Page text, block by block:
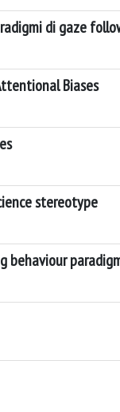
di gaze
Biases
stereotype
behaviour